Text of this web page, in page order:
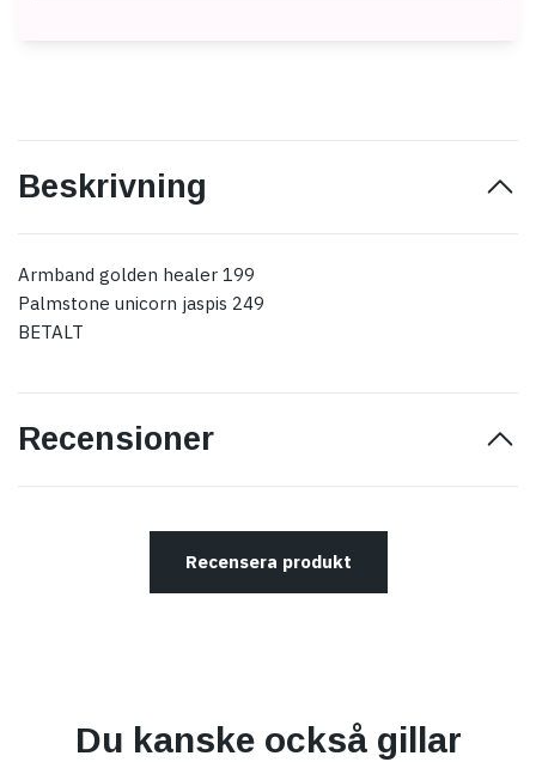
Beskrivning
Armband golden healer 199
Palmstone unicorn jaspis 249
BETALT
Recensioner
Recensera produkt
Du kanske också gillar